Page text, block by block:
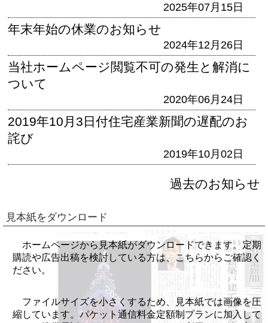
2025年07月15日
年末年始の休業のお知らせ
2024年12月26日
当社ホームページ閲覧不可の発生と解消に
ついて
2020年06月24日
2019年10月3日付住宅産業新聞の遅配のお
詫び
2019年10月02日
過去のお知らせ
見本紙をダウンロード
ホームページから見本紙がダウンロードできます。定期
購読や広告出稿を検討している方は、こちらからご確認く
ださい。
ファイルサイズを小さくするため、見本紙では画像を圧
縮しています。パケット通信料金定額制プランに加入して